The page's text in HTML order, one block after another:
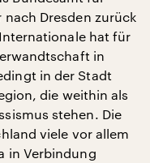
Dresden zurück
hat für
in
in der Stadt
die weithin als
stehen. Die
viele vor allem
in Verbindung